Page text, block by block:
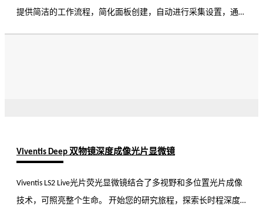
提供简洁的工作流程，简化面板创建，自动进行采集设置，通过
Viventis Deep 双物镜深度成像光片显微镜
Viventis LS2 Live光片荧光显微镜结合了多视野和多位置光片成像
技术，可照亮整个生命。 开始您的研究旅程，探索长时程深度